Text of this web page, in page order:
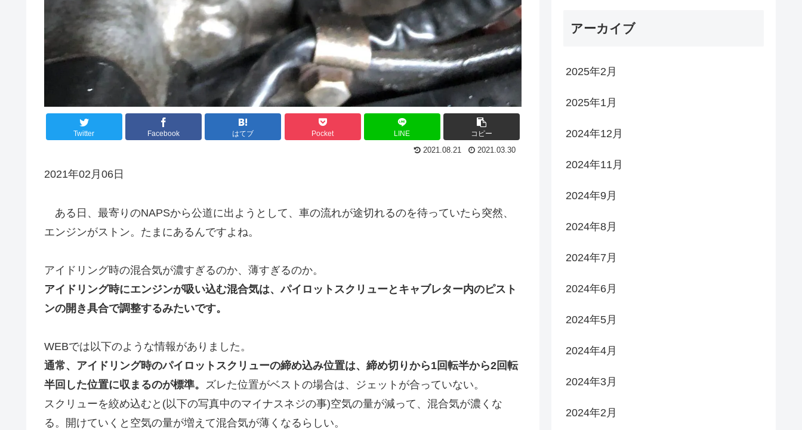
Twitter Facebook はてブ Pocket LINE コピー
2021.08.21 2021.03.30
2021年02月06日
ある日、最寄りのNAPSから公道に出ようとして、車の流れが途切れるのを待っていたら突然、
エンジンがストン。たまにあるんですよね。
アイドリング時の混合気が濃すぎるのか、薄すぎるのか。
アイドリング時にエンジンが吸い込む混合気は、パイロットスクリューとキャブレター内のピスト
ンの開き具合で調整するみたいです。
WEBでは以下のような情報がありました。
通常、アイドリング時のパイロットスクリューの締め込み位置は、締め切りから1回転半から2回転
半回した位置に収まるのが標準。 ズレた位置がベストの場合は、ジェットが合っていない。
スクリューを絞め込むと(以下の写真中のマイナスネジの事)空気の量が減って、混合気が濃くな
る。開けていくと空気の量が増えて混合気が薄くなるらしい。
アーカイブ
2025年2月
2025年1月
2024年12月
2024年11月
2024年9月
2024年8月
2024年7月
2024年6月
2024年5月
2024年4月
2024年3月
2024年2月